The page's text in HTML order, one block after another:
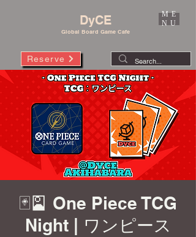
DyCE
Global Board Game Cafe
Reserve
ME
NU
🃏🎴 One Piece TCG
Night | ワンピース